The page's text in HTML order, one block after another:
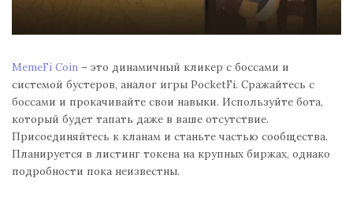
MemeFi Coin – это динамичный кликер с боссами и
системой бустеров, аналог игры PocketFi. Сражайтесь с
боссами и прокачивайте свои навыки. Используйте бота,
который будет тапать даже в ваше отсутствие.
Присоединяйтесь к кланам и станьте частью сообщества.
Планируется в листинг токена на крупных биржах, однако
подробности пока неизвестны.